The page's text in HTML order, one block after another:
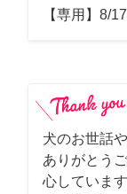
【専用】8/
犬のお世話
ありがとう
心していま